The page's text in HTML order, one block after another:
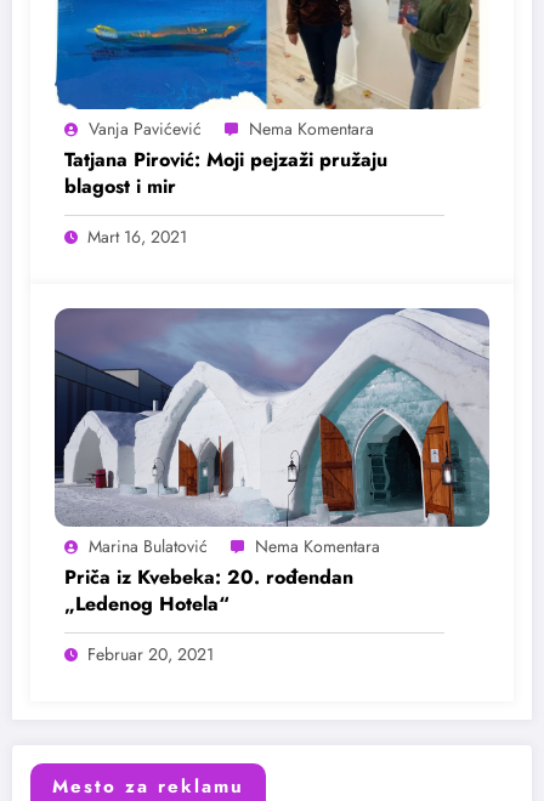
Vanja Pavićević
Tatjana Pirović: Moji pejzaži pružaju
blagost i mir
Mart 16, 2021
Marina Bulatović
Priča iz Kvebeka: 20. rođendan
„Ledenog Hotela“
Februar 20, 2021
Mesto za reklamu